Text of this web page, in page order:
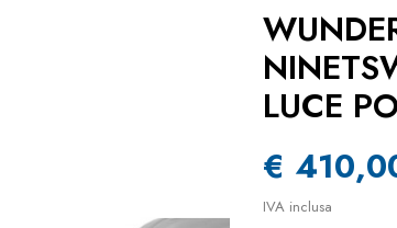
LUCE
€
IVA inclusa